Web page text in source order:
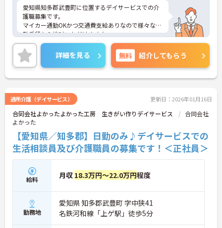
愛知県知多郡武豊町に位置するデイサービスでの介
護職募集です。
マイカー通勤OKかつ交通費支給ありなので様々な通
勤手段から検討いただけます♪
ご興味のある方はご面接のポイントお伝えしますの
でご気軽にお問合せください。
詳細を見る 無料 紹介してもらう
通所介護（デイサービス） 更新日：2026年01月16日
合同会社よかったよかった工房 生きがい作りデイサービス
合同会社
よかった
【愛知県／知多郡】日勤のみ♪デイサービスでの
生活相談員及び介護職員の募集です！＜正社員＞
給料 月収 18.3万円～22.0万円程度
勤務地
愛知県 知多郡武豊町 字中狭41
名鉄河和線「上ゲ駅」徒歩5分